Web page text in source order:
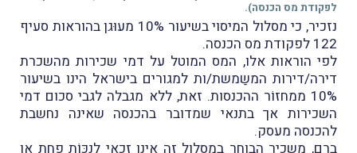
לפקודת מס הכנסה).
נזכיר, כי מסלול המיסוי בשיעור 10% מעוּגן בהוראות סעיף
122 לפקודת מס הכנסה.
לפי הוראות אלו, המס המוטל על דמי שכירות מהשכרת
דירה/דירות המשַמשת/ות למגורים בישראל הינו בשיעור
10% ממחזוֹר ההכנסות. זאת, ללא מגבלה לגבי סכום דמי
השכירות אך בתנאי שמדובר בהכנסה שאינה נחשבת
להכנסה מעסק.
ברם, משכיר הבוחר במסלול זה אינו זכאי לנַכּוֹת פחת או